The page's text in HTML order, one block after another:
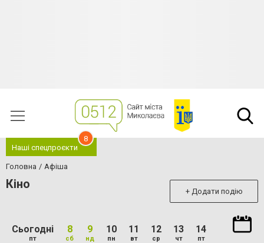
Наші спецпроєкти
8
Головна Афіша
Кіно + Додати подію
Сьогодні
пт
8
сб
9
нд
10
пн
11
вт
12
ср
13
чт
14
пт